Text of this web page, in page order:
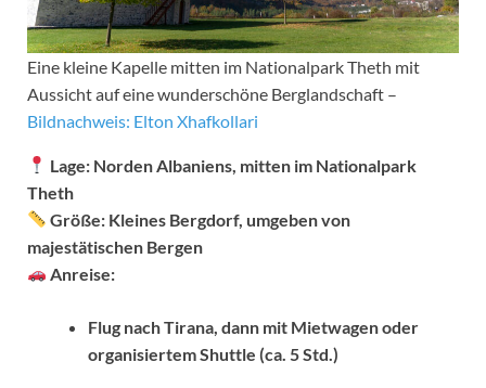
Eine kleine Kapelle mitten im Nationalpark Theth mit
Aussicht auf eine wunderschöne Berglandschaft –
Bildnachweis: Elton Xhafkollari
Lage: Norden Albaniens, mitten im Nationalpark
Theth
Größe: Kleines Bergdorf, umgeben von
majestätischen Bergen
Anreise:
Flug nach Tirana, dann mit Mietwagen oder
organisiertem Shuttle (ca. 5 Std.)